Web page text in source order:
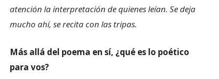
atención la interpretación de quienes leían. Se deja
mucho ahí, se recita con las tripas.
Más allá del poema en sí, ¿qué es lo poético
para vos?